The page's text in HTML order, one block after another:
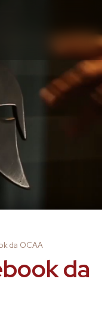
da OCAA
da